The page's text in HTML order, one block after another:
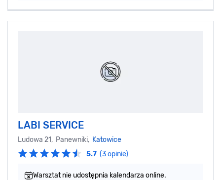
LABI SERVICE
Ludowa 21, Panewniki, Katowice
5.7 (3 opinie)
Warsztat nie udostępnia kalendarza online.